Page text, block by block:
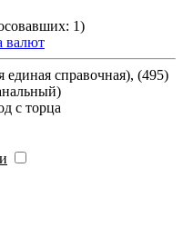
1)
валют
единая справочная), (495)
(многоканальный)
с торца